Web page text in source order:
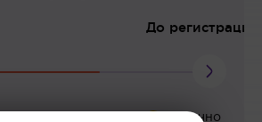
До регистрации